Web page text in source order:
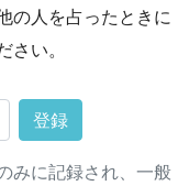
の人を占ったときに
い。
登録
みに記録され、一般